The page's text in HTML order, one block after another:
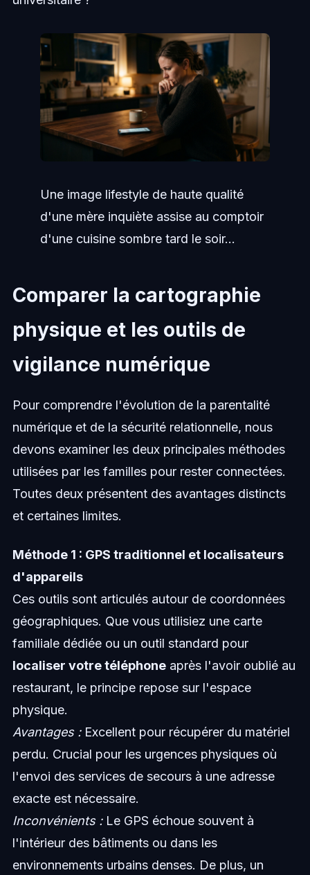
Une image lifestyle de haute qualité
d'une mère inquiète assise au comptoir
d'une cuisine sombre tard le soir...
Comparer la cartographie
physique et les outils de
vigilance numérique
Pour comprendre l'évolution de la parentalité
numérique et de la sécurité relationnelle, nous
devons examiner les deux principales méthodes
utilisées par les familles pour rester connectées.
Toutes deux présentent des avantages distincts
et certaines limites.
Méthode 1 : GPS traditionnel et localisateurs
d'appareils
Ces outils sont articulés autour de coordonnées
géographiques. Que vous utilisiez une carte
familiale dédiée ou un outil standard pour
localiser votre téléphoneaprès l'avoir oublié au
restaurant, le principe repose sur l'espace
physique.
Avantages :Excellent pour récupérer du matériel
perdu. Crucial pour les urgences physiques où
l'envoi des services de secours à une adresse
exacte est nécessaire.
Inconvénients :Le GPS échoue souvent à
l'intérieur des bâtiments ou dans les
environnements urbains denses. De plus, un